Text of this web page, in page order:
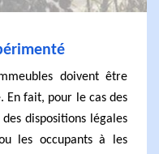
doivent être
fait, pour le cas des
dispositions légales
les occupants à les